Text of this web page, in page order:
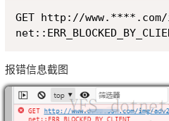
GET http://
报错信息截图